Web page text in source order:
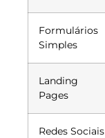
Formulários
Simples
Landing
Pages
Redes Sociais